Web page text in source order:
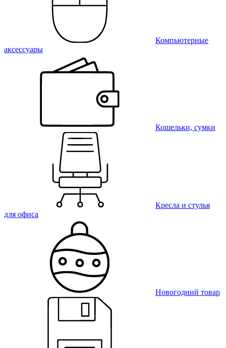
Компьютерные
аксессуары
Кошельки, сумки
Кресла и стулья
для офиса
Новогодний товар